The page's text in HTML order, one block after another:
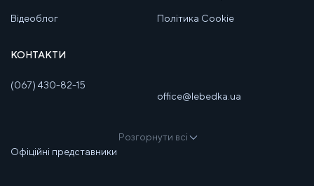
Відеоблог Політика Cookie
КОНТАКТИ
(067) 430-82-15
office@lebedka.ua
Розгорнути всі
Офіційні представники